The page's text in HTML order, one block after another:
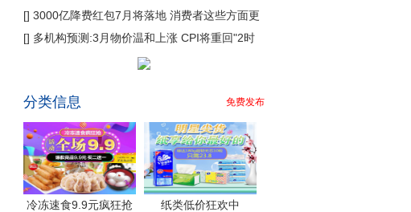
[] 3000亿降费红包7月将落地 消费者这些方面更
省钱
[] 多机构预测:3月物价温和上涨 CPI将重回"2时
分类信息 免费发布
冷冻速食9.9元疯狂抢 纸类低价狂欢中